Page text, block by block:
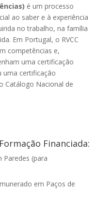
é um processo
ao saber e à experiência
no trabalho, na família
Em Portugal, o RVCC
competências e,
uma certificação
uma certificação
Catálogo Nacional de
Financiada:
Paredes (para
em Paços de